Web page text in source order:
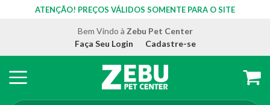
ATENÇÃO! PREÇOS VÁLIDOS SOMENTE PARA O SITE
Bem Vindo à Zebu Pet Center
Faça Seu Login
Cadastre-se